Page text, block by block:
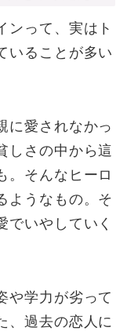
ンって、実はト
いることが多い
に愛されなかっ
しさの中から這
。そんなヒーロ
ようなもの。そ
でいやしていく
や学力が劣って
、過去の恋人に